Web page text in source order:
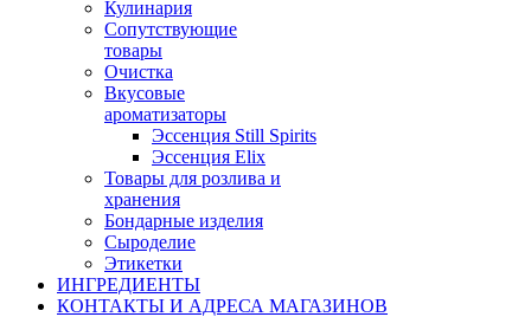
Кулинария
Сопутствующие
товары
Очистка
Вкусовые
ароматизаторы
Эссенция Still Spirits
Эссенция Elix
Товары для розлива и
хранения
Бондарные изделия
Cыроделие
Этикетки
ИНГРЕДИЕНТЫ
КОНТАКТЫ И АДРЕСА МАГАЗИНОВ